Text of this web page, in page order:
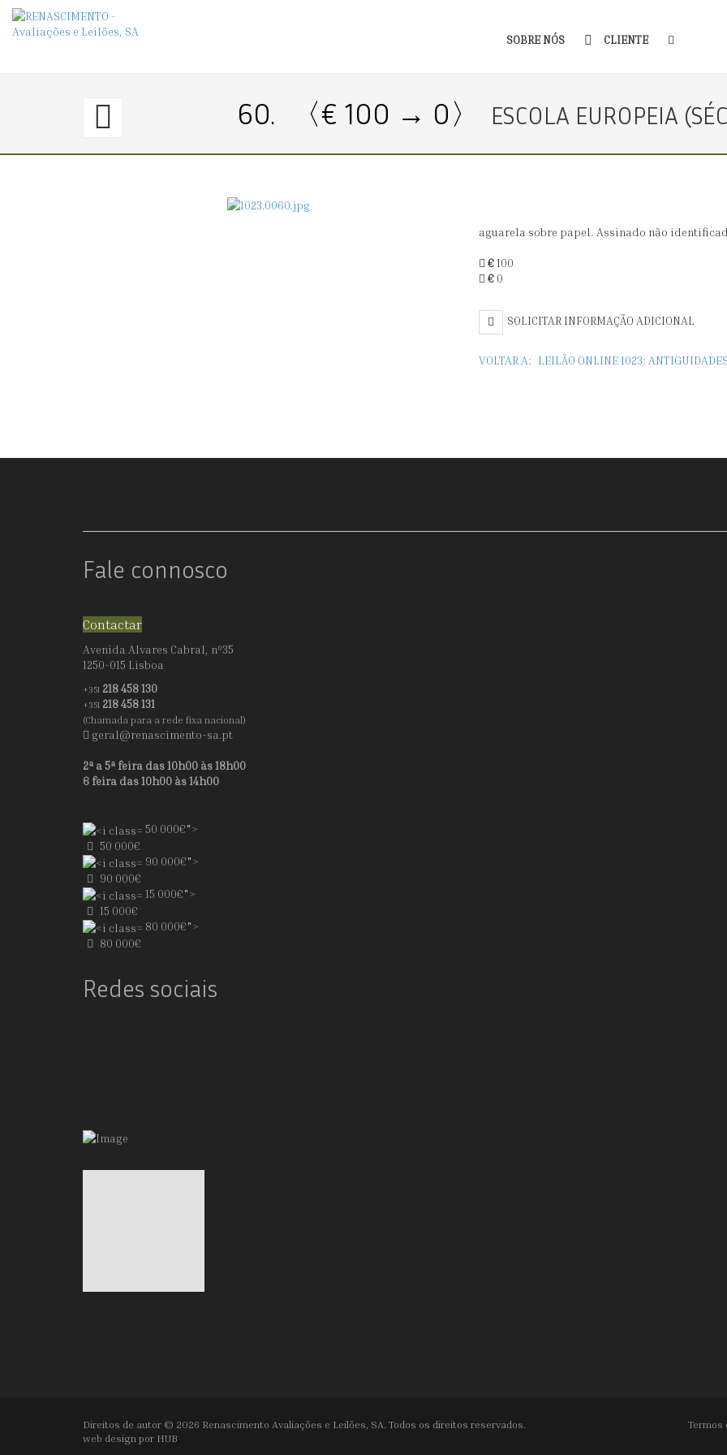
SOBRE NÓS CLIENTE
60. 〈€ 100 → 0〉 ESCOLA EUROPEIA
〈€
aguarela sobre papel. Assinado não
€100
€0
SOLICITAR INFORMAÇÃO ADICIONAL
VOLTAR A: LEILÃO ONLINE 1023:
Fale connosco
Contactar
Avenida Alvares Cabral, nº35
1250-015 Lisboa
+351 218 458 130
+351 218 458 131
(Chamada para a rede fixa nacional)
geral@renascimento-sa.pt
2ª a 5ª feira das 10h00 às 18h00
6 feira das 10h00 às 14h00
50 000€">
50 000€
90 000€">
90 000€
15 000€">
15 000€
80 000€">
80 000€
Redes sociais
Direitos de autor © 2026 Renascimento Avaliações e Leilões, SA. Todos os direitos reservados.
web design por HUB
Termos